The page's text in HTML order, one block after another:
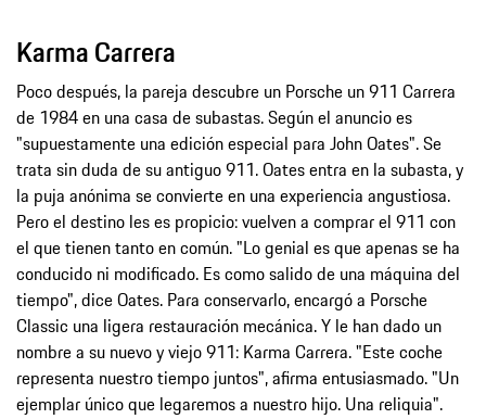
Karma Carrera
Poco después, la pareja descubre un Porsche un 911 Carrera
de 1984 en una casa de subastas. Según el anuncio es
"supuestamente una edición especial para John Oates". Se
trata sin duda de su antiguo 911. Oates entra en la subasta, y
la puja anónima se convierte en una experiencia angustiosa.
Pero el destino les es propicio: vuelven a comprar el 911 con
el que tienen tanto en común. "Lo genial es que apenas se ha
conducido ni modificado. Es como salido de una máquina del
tiempo", dice Oates. Para conservarlo, encargó a Porsche
Classic una ligera restauración mecánica. Y le han dado un
nombre a su nuevo y viejo 911: Karma Carrera. "Este coche
representa nuestro tiempo juntos", afirma entusiasmado. "Un
ejemplar único que legaremos a nuestro hijo. Una reliquia".